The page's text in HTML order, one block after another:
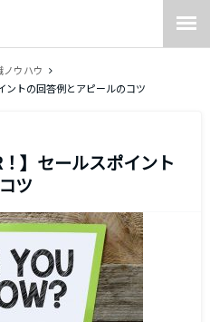
ノウハウ
ントの回答例とアピールのコツ
！】セールスポイント
ツ